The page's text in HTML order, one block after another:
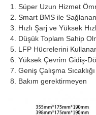
1. Süper Uzun Hizmet
2. Smart BMS ile
3. Hızlı Şarj ve Yüksek
4. Düşük Toplam Sahip
5. LFP Hücrelerini
6. Yüksek Çevrim Gidiş-
7. Geniş Çalışma Sıcaklığı
8. Bakım gerektirmeyen